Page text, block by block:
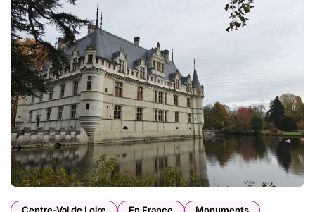
Centre-Val de Loire En France Monuments